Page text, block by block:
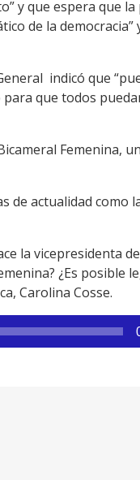
y que espera que
de la democracia”
indicó que
que todos
Femenina,
de actualidad como
la vicepresidenta
¿Es posible
Carolina Cosse.